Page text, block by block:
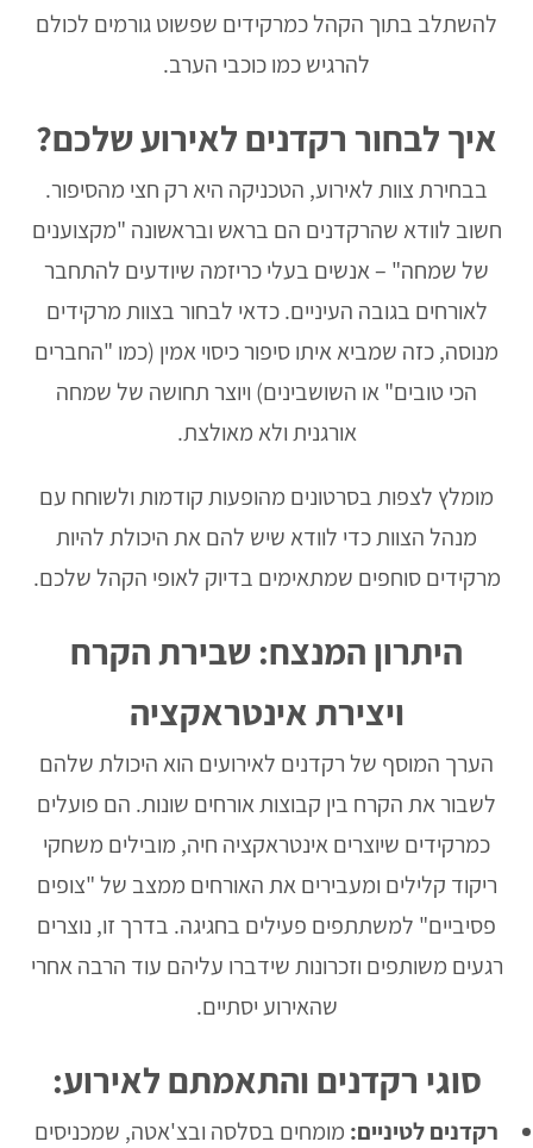
להשתלב בתוך הקהל כמרקידים שפשוט גורמים לכולם
להרגיש כמו כוכבי הערב.
איך לבחור רקדנים לאירוע שלכם?
בבחירת צוות לאירוע, הטכניקה היא רק חצי מהסיפור.
חשוב לוודא שהרקדנים הם בראש ובראשונה "מקצוענים
של שמחה" – אנשים בעלי כריזמה שיודעים להתחבר
לאורחים בגובה העיניים. כדאי לבחור בצוות מרקידים
מנוסה, כזה שמביא איתו סיפור כיסוי אמין (כמו "החברים
הכי טובים" או השושבינים) ויוצר תחושה של שמחה
אורגנית ולא מאולצת.
מומלץ לצפות בסרטונים מהופעות קודמות ולשוחח עם
מנהל הצוות כדי לוודא שיש להם את היכולת להיות
מרקידים סוחפים שמתאימים בדיוק לאופי הקהל שלכם.
היתרון המנצח: שבירת הקרח
ויצירת אינטראקציה
הערך המוסף של רקדנים לאירועים הוא היכולת שלהם
לשבור את הקרח בין קבוצות אורחים שונות. הם פועלים
כמרקידים שיוצרים אינטראקציה חיה, מובילים משחקי
ריקוד קלילים ומעבירים את האורחים ממצב של "צופים
פסיביים" למשתתפים פעילים בחגיגה. בדרך זו, נוצרים
רגעים משותפים וזכרונות שידברו עליהם עוד הרבה אחרי
שהאירוע יסתיים.
סוגי רקדנים והתאמתם לאירוע:
רקדנים לטיניים: מומחים בסלסה ובצ'אטה, שמכניסים